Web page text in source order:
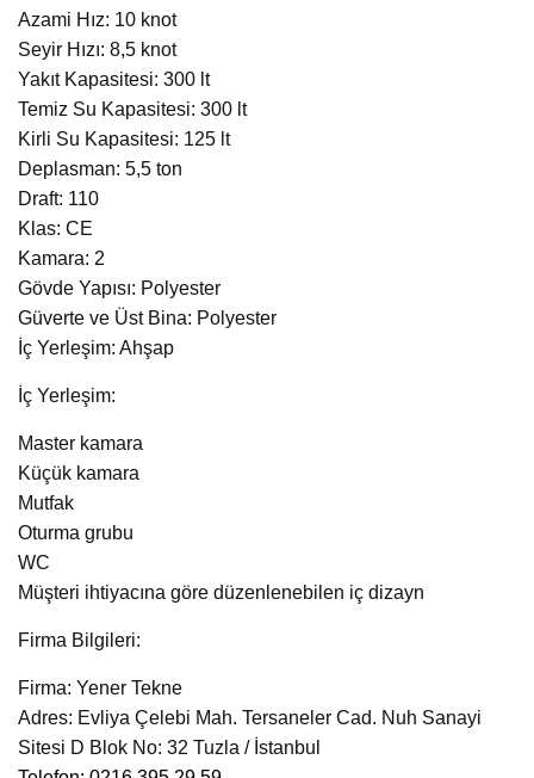
Azami Hız: 10 knot
Seyir Hızı: 8,5 knot
Yakıt Kapasitesi: 300 lt
Temiz Su Kapasitesi: 300 lt
Kirli Su Kapasitesi: 125 lt
Deplasman: 5,5 ton
Draft: 110
Klas: CE
Kamara: 2
Gövde Yapısı: Polyester
Güverte ve Üst Bina: Polyester
İç Yerleşim: Ahşap
İç Yerleşim:
Master kamara
Küçük kamara
Mutfak
Oturma grubu
WC
Müşteri ihtiyacına göre düzenlenebilen iç dizayn
Firma Bilgileri:
Firma: Yener Tekne
Adres: Evliya Çelebi Mah. Tersaneler Cad. Nuh Sanayi
Sitesi D Blok No: 32 Tuzla / İstanbul